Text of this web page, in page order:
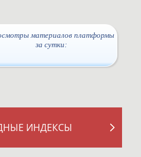
материалов платформы
за сутки:
ИНДЕКСЫ